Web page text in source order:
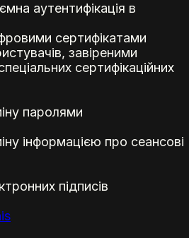
аутентифікація в
сертифікатами
завіреними
сертифікаційних
паролями
інформацією про сеансові
підписів